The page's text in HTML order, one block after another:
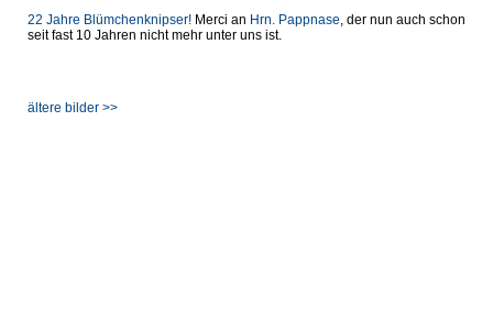
22 Jahre Blümchenknipser! Merci an Hrn. Pappnase, der nun auch schon
seit fast 10 Jahren nicht mehr unter uns ist.
ältere bilder >>